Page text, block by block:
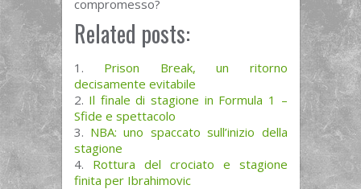
compromesso?
Related posts:
Prison Break, un ritorno
decisamente evitabile
Il finale di stagione in Formula 1 –
Sfide e spettacolo
NBA: uno spaccato sull’inizio della
stagione
Rottura del crociato e stagione
finita per Ibrahimovic